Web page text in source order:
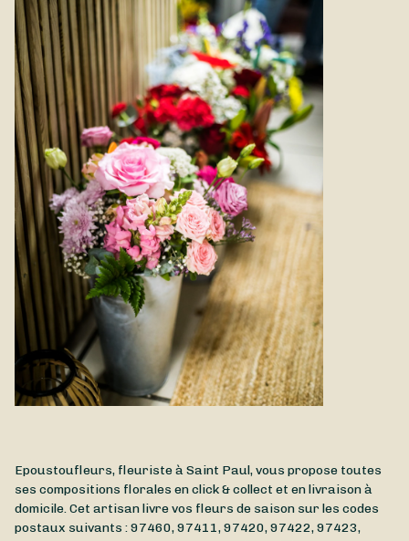
Epoustoufleurs, fleuriste à Saint Paul, vous propose toutes
ses compositions florales en click & collect et en livraison à
domicile. Cet artisan livre vos fleurs de saison sur les codes
postaux suivants : 97460, 97411, 97420, 97422, 97423,